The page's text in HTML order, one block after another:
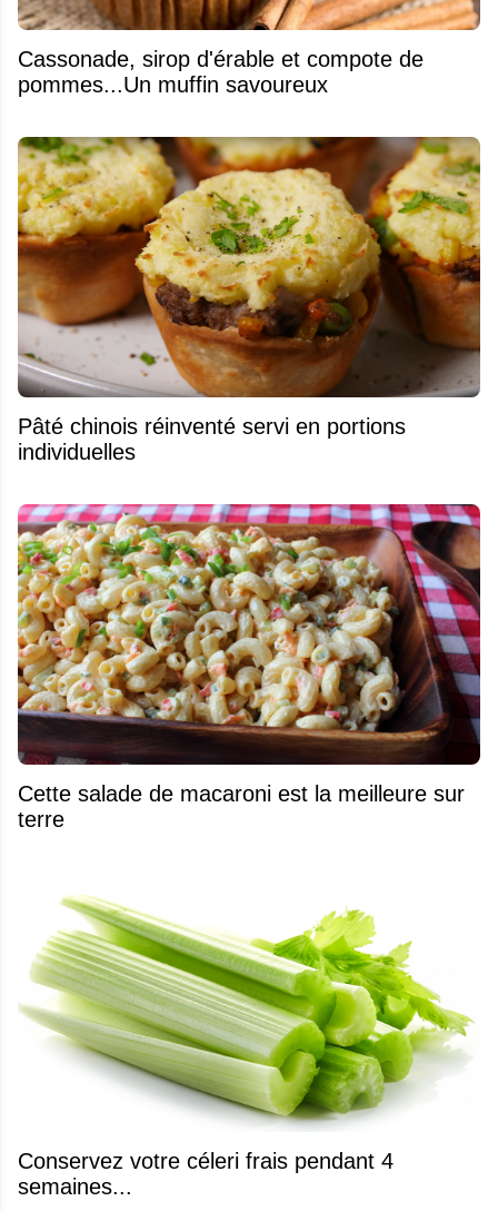
​Cassonade, sirop d'érable et compote de
pommes...Un muffin savoureux
Pâté chinois réinventé servi en portions
individuelles
Cette salade de macaroni est la meilleure sur
terre
Conservez votre céleri frais pendant 4
semaines...